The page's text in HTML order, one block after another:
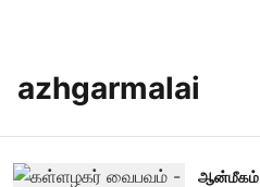
azhgarmalai
ஆன்மீகம்